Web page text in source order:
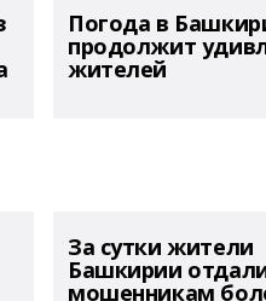
Погода в
продолжит
жителей
За сутки жители
Башкирии
мошенникам